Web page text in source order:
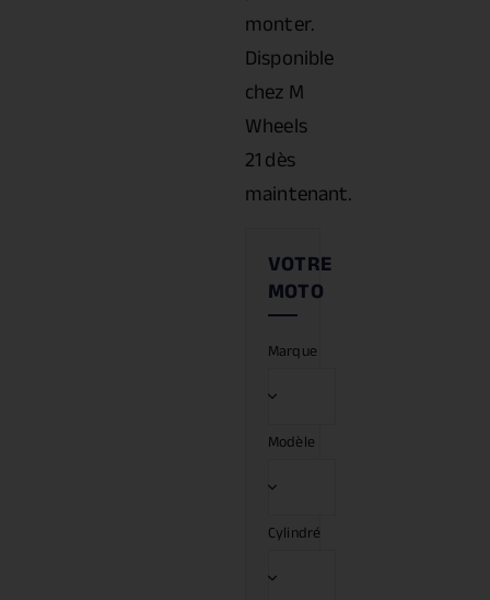
monter.
Disponible
chez M
Wheels
21 dès
maintenant.
Marque
Modèle
Cylindré